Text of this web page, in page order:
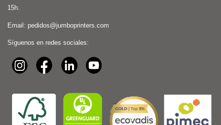
15h.
Email: pedidos@jumboprinters.com
Síguenos en redes sociales: